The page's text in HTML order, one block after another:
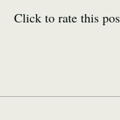
Click to rate this